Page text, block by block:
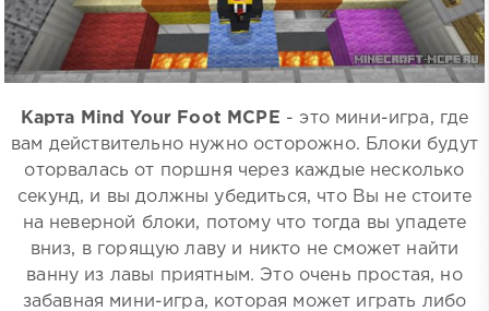
Карта Mind Your Foot MCPE - это мини-игра, где
вам действительно нужно осторожно. Блоки будут
оторвалась от поршня через каждые несколько
секунд, и вы должны убедиться, что Вы не стоите
на неверной блоки, потому что тогда вы упадете
вниз, в горящую лаву и никто не сможет найти
ванну из лавы приятным. Это очень простая, но
забавная мини-игра, которая может играть либо